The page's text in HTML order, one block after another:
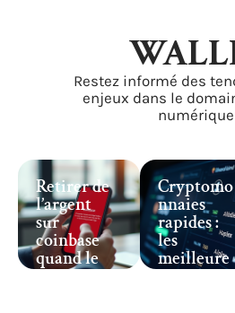
Restez informé des
enjeux dans le
Retirer de
l’argent
sur
coinbase
quand le
retrait
Cryptomo
nnaies
rapides :
les
meilleure
s options